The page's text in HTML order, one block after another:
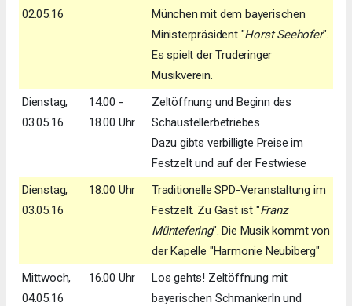
02.05.16
München mit dem bayerischen
Ministerpräsident "Horst Seehofer".
Es spielt der Truderinger
Musikverein.
Dienstag,
03.05.16
14.00 -
18.00 Uhr
Zeltöffnung und Beginn des
Schaustellerbetriebes
Dazu gibts verbilligte Preise im
Festzelt und auf der Festwiese
Dienstag,
03.05.16
18.00 Uhr
Traditionelle SPD-Veranstaltung im
Festzelt. Zu Gast ist "Franz
Müntefering". Die Musik kommt von
der Kapelle "Harmonie Neubiberg"
Mittwoch,
04.05.16
16.00 Uhr
Los gehts! Zeltöffnung mit
bayerischen Schmankerln und